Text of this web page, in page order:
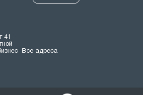
41
Все адреса